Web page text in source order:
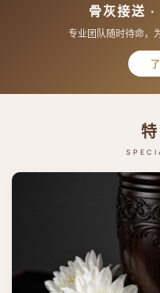
骨灰接送
专业团队随时待命，